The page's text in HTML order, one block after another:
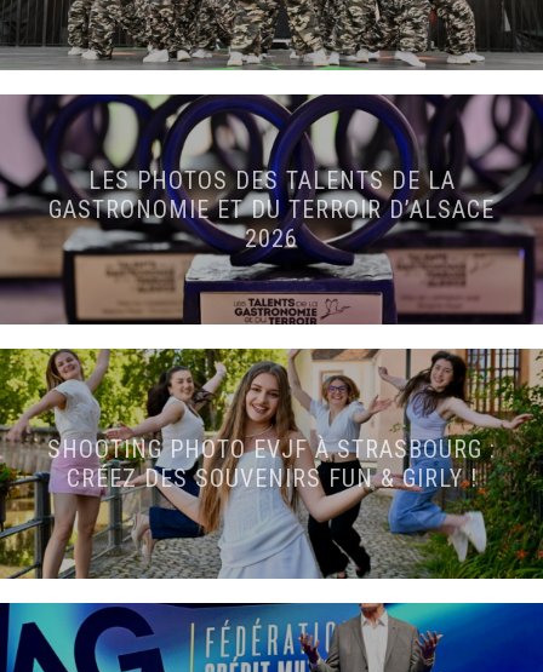
LES PHOTOS DES TALENTS DE LA
GASTRONOMIE ET DU TERROIR D’ALSACE
2026
SHOOTING PHOTO EVJF À STRASBOURG :
CRÉEZ DES SOUVENIRS FUN & GIRLY !